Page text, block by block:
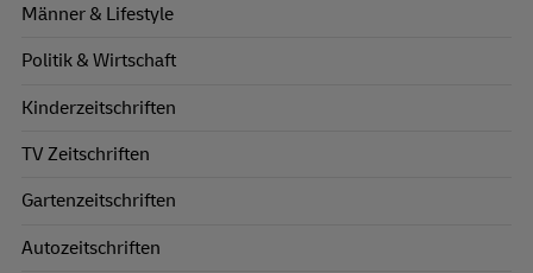
Männer & Lifestyle
Politik & Wirtschaft
Kinderzeitschriften
TV Zeitschriften
Gartenzeitschriften
Autozeitschriften